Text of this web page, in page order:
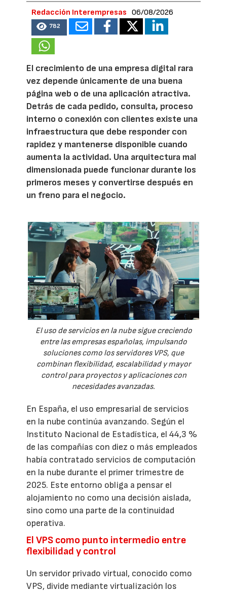
Redacción Interempresas 06/08/2026
782
El crecimiento de una empresa digital rara
vez depende únicamente de una buena
página web o de una aplicación atractiva.
Detrás de cada pedido, consulta, proceso
interno o conexión con clientes existe una
infraestructura que debe responder con
rapidez y mantenerse disponible cuando
aumenta la actividad. Una arquitectura mal
dimensionada puede funcionar durante los
primeros meses y convertirse después en
un freno para el negocio.
El uso de servicios en la nube sigue creciendo
entre las empresas españolas, impulsando
soluciones como los servidores VPS, que
combinan flexibilidad, escalabilidad y mayor
control para proyectos y aplicaciones con
necesidades avanzadas.
En España, el uso empresarial de servicios
en la nube continúa avanzando. Según el
Instituto Nacional de Estadística, el 44,3 %
de las compañías con diez o más empleados
había contratado servicios de computación
en la nube durante el primer trimestre de
2025. Este entorno obliga a pensar el
alojamiento no como una decisión aislada,
sino como una parte de la continuidad
operativa.
El VPS como punto intermedio entre
flexibilidad y control
Un servidor privado virtual, conocido como
VPS, divide mediante virtualización los